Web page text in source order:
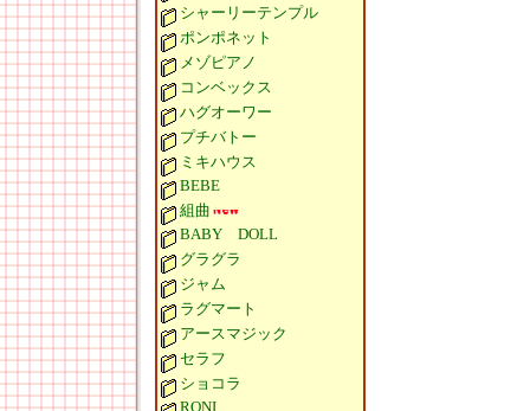
シャーリーテンプル
ポンポネット
メゾピアノ
コンベックス
ハグオーワー
プチバトー
ミキハウス
BEBE
組曲
BABY DOLL
グラグラ
ジャム
ラグマート
アースマジック
セラフ
ショコラ
RONI